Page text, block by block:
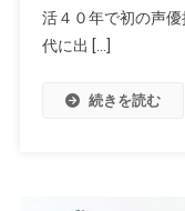
活４０年で初の声
代に出 […]
続きを読む